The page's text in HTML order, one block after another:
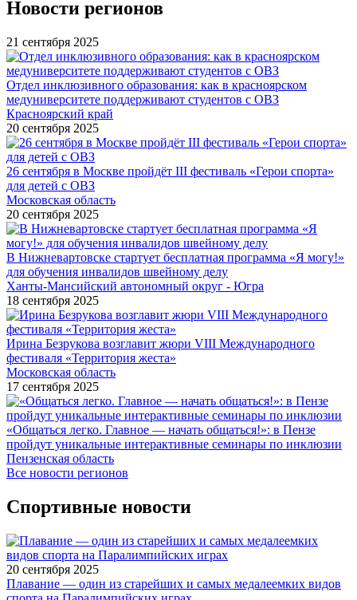
Новости регионов
21 сентября 2025
Отдел инклюзивного образования: как в красноярском
медуниверситете поддерживают студентов с ОВЗ
Красноярский край
20 сентября 2025
26 сентября в Москве пройдёт III фестиваль «Герои спорта»
для детей с ОВЗ
Московская область
20 сентября 2025
В Нижневартовске стартует бесплатная программа «Я могу!»
для обучения инвалидов швейному делу
Ханты-Мансийский автономный округ - Югра
18 сентября 2025
Ирина Безрукова возглавит жюри VIII Международного
фестиваля «Территория жеста»
Московская область
17 сентября 2025
«Общаться легко. Главное — начать общаться!»: в Пензе
пройдут уникальные интерактивные семинары по инклюзии
Пензенская область
Все новости регионов
Спортивные новости
20 сентября 2025
Плавание — один из старейших и самых медалеемких видов